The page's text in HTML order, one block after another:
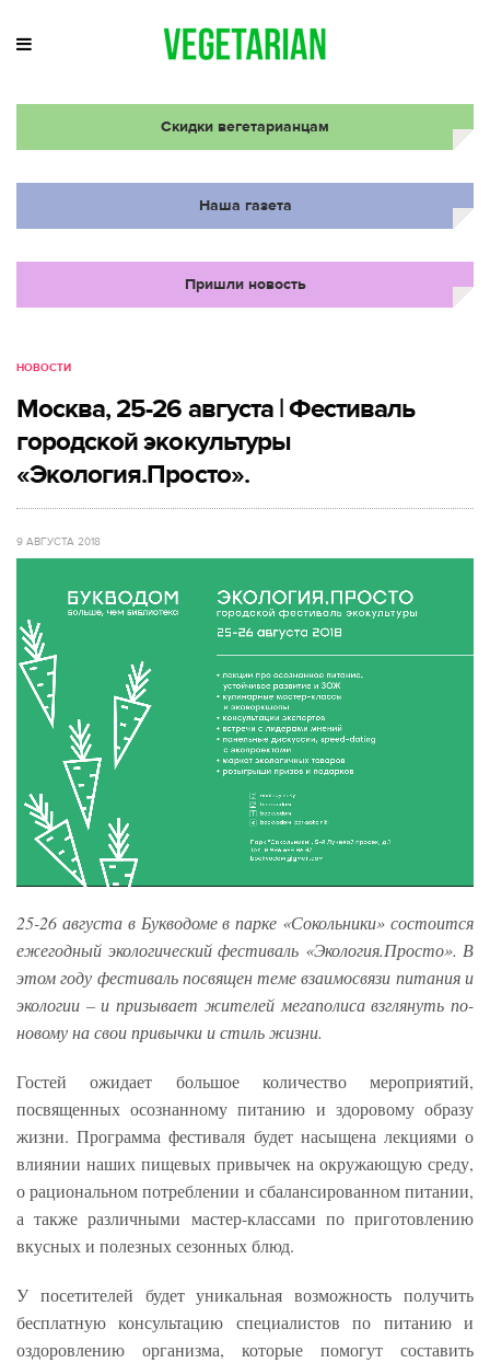
Скидки вегетарианцам
Наша газета
Пришли новость
НОВОСТИ
Москва, 25-26 августа | Фестиваль
городской экокультуры
«Экология.Просто».
9 АВГУСТА 2018
25-26 августа в Букводоме в парке «Сокольники» состоится
ежегодный экологический фестиваль «Экология.Просто». В
этом году фестиваль посвящен теме взаимосвязи питания и
экологии – и призывает жителей мегаполиса взглянуть по-
новому на свои привычки и стиль жизни.
Гостей ожидает большое количество мероприятий,
посвященных осознанному питанию и здоровому образу
жизни. Программа фестиваля будет насыщена лекциями о
влиянии наших пищевых привычек на окружающую среду,
о рациональном потреблении и сбалансированном питании,
а также различными мастер-классами по приготовлению
вкусных и полезных сезонных блюд.
У посетителей будет уникальная возможность получить
бесплатную консультацию специалистов по питанию и
оздоровлению организма, которые помогут составить